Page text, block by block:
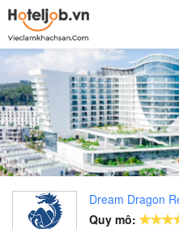
Dream Dragon
Quy mô: